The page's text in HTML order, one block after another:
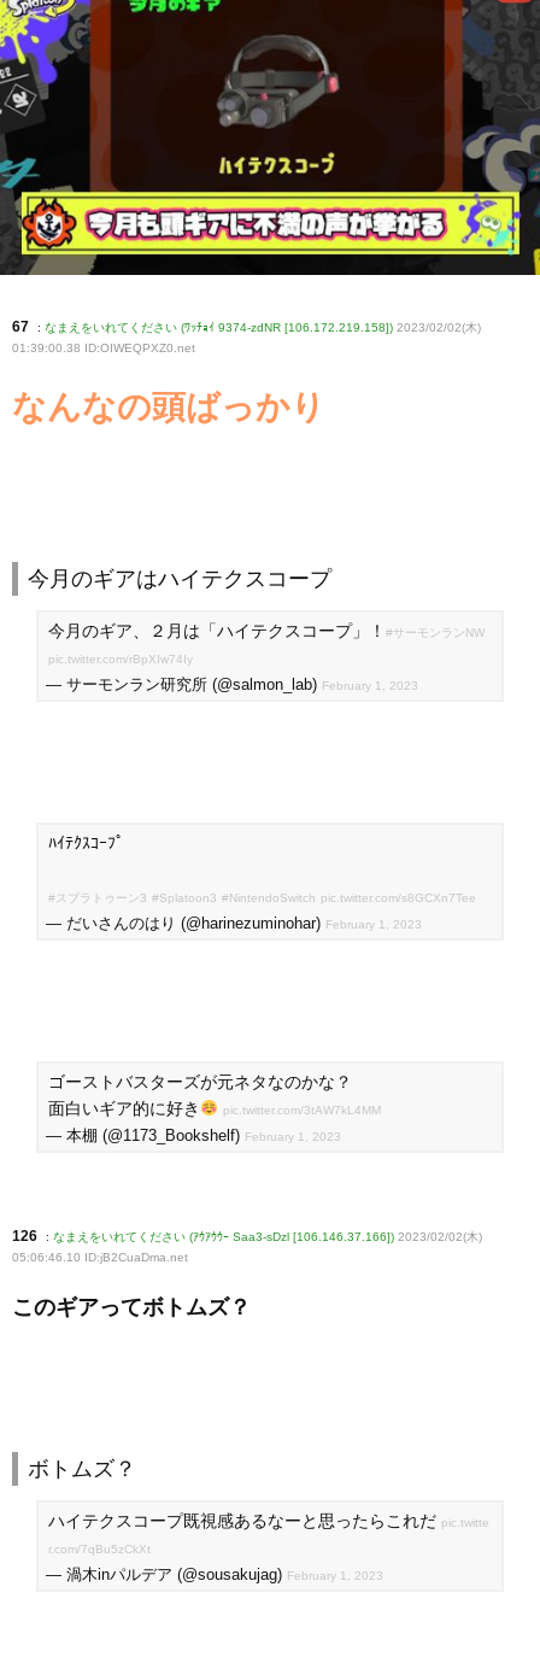
67 : なまえをいれてください (ﾜｯﾁｮｲ 9374-zdNR [106.172.219.158]) 2023/02/02(木)
01:39:00.38 ID:OIWEQPXZ0 .net
なんなの頭ばっかり
今月のギアはハイテクスコープ
今月のギア、２月は「ハイテクスコープ」！ #サーモンランNW
pic.twitter.com/rBpXIw74Iy
— サーモンラン研究所 (@salmon_lab) February 1, 2023
ﾊｲﾃｸｽｺｰﾌﾟ
#スプラトゥーン3 #Splatoon3 #NintendoSwitch pic.twitter.com/s8GCXn7Tee
— だいさんのはり (@harinezuminohar) February 1, 2023
ゴーストバスターズが元ネタなのかな？
面白いギア的に好き
pic.twitter.com/3tAW7kL4MM
— 本棚 (@1173_Bookshelf) February 1, 2023
126 : なまえをいれてください (ｱｳｱｳｳｰ Saa3-sDzl [106.146.37.166]) 2023/02/02(木)
05:06:46.10 ID:jB2CuaDma .net
このギアってボトムズ？
ボトムズ？
ハイテクスコープ既視感あるなーと思ったらこれだ pic.twitte
r.com/7qBu5zCkXt
— 渦木inパルデア (@sousakujag) February 1, 2023